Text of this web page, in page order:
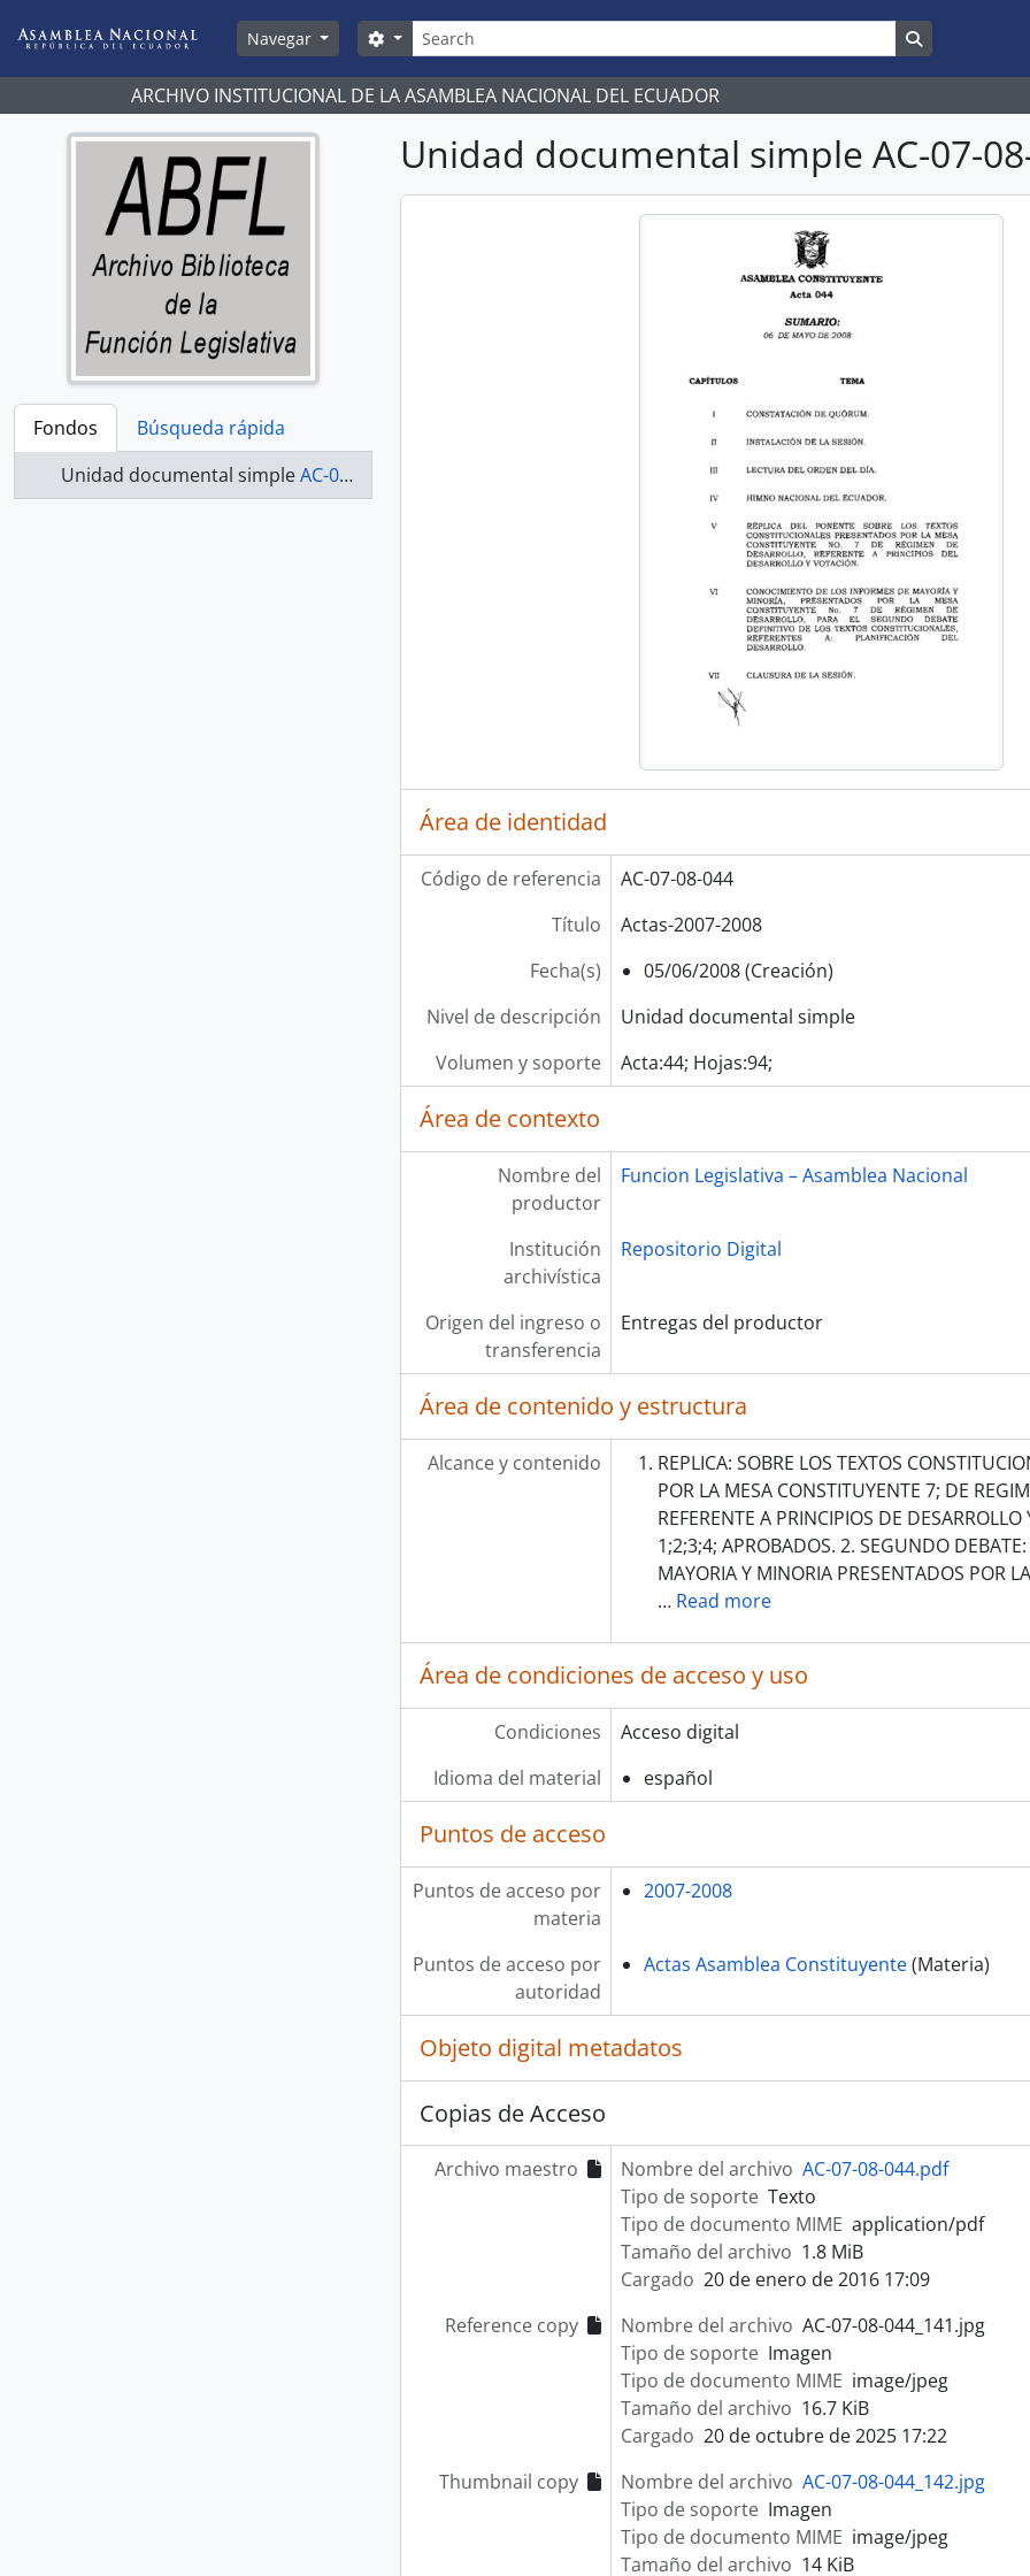
Navegar
Búsqueda
Search options
ARCHIVO INSTITUCIONAL DE LA ASAMBLEA NACIONAL DEL ECUADOR
Fondos
Búsqueda rápida
Unidad documental simpleAC-07-08-044 - Actas-2007-2008
Unidad documental simple AC-07-
Área de identidad
Código de referencia
AC-07-08-044
Título
Actas-2007-2008
Fecha(s)
05/06/2008 (Creación)
Nivel de descripción
Unidad documental simple
Volumen y soporte
Acta:44; Hojas:94;
Área de contexto
Nombre del
productor
Funcion Legislativa – Asamblea Nacional
Institución
archivística
Repositorio Digital
Origen del ingreso o
transferencia
Entregas del productor
Área de contenido y estructura
Alcance y contenido
REPLICA: SOBRE LOS TEXTOS
POR LA MESA CONSTITUYENTE 7; DE
REFERENTE A PRINCIPIOS DE
1;2;3;4; APROBADOS. 2. SEGUNDO
MAYORIA Y MINORIA PRESENTADOS POR LA
… Read more
Área de condiciones de acceso y uso
Condiciones
Acceso digital
Idioma del material
español
Puntos de acceso
Puntos de acceso por
materia
2007-2008
Puntos de acceso por
autoridad
Actas Asamblea Constituyente(Materia)
Objeto digital metadatos
Copias de Acceso
Archivo maestro Nombre del archivo AC-07-08-044.pdf
Tipo de soporte Texto
Tipo de documento MIME application/pdf
Tamaño del archivo 1.8 MiB
Cargado 20 de enero de 2016 17:09
Reference copy
Nombre del archivo AC-07-08-044_141.jpg
Tipo de soporte Imagen
Tipo de documento MIME image/jpeg
Tamaño del archivo 16.7 KiB
Cargado 20 de octubre de 2025 17:22
Thumbnail copy
Nombre del archivo AC-07-08-044_142.jpg
Tipo de soporte Imagen
Tipo de documento MIME image/jpeg
Tamaño del archivo 14 KiB